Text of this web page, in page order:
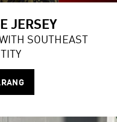
JERSEY
SOUTHEAST